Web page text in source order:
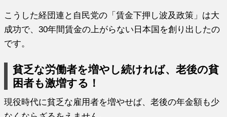
こうした経団連と自民党の「賃金下押し波及政策」は大
成功で、30年間賃金の上がらない日本国を創り出したの
です。
貧乏な労働者を増やし続ければ、老後の貧
困者も激増する！
現役時代に貧乏な雇用者を増やせば、老後の年金額も少